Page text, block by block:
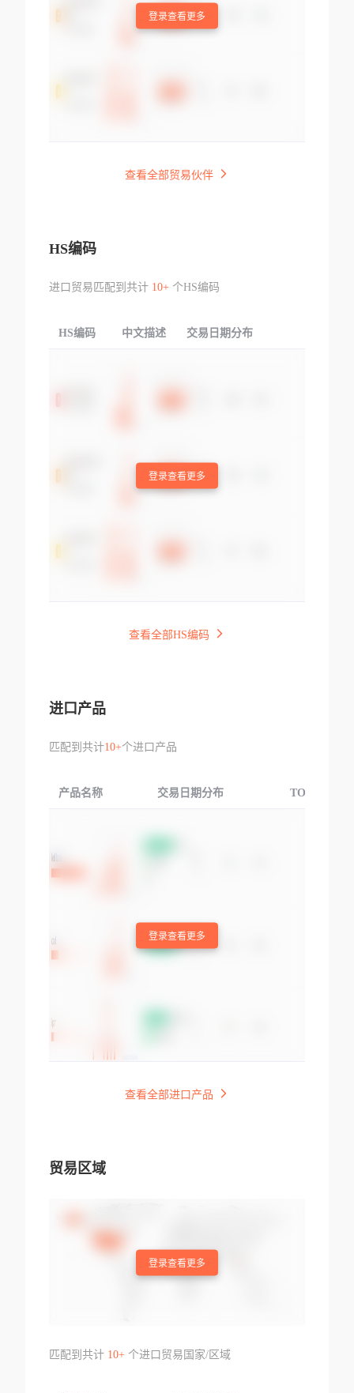
登录查看更多
查看全部贸易伙伴
HS编码
进口贸易匹配到共计 10+个HS编码
HS编码 中文描述 交易日期分布
登录查看更多
查看全部HS编码
进口产品
匹配到共计10+个进口产品
产品名称 交易日期分布 TOP3交易国
登录查看更多
查看全部进口产品
贸易区域
登录查看更多
匹配到共计 10+个进口贸易国家/区域